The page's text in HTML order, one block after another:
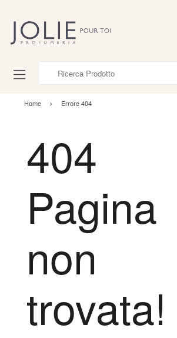
Home Errore 404
404
Pagina
non
trovata!